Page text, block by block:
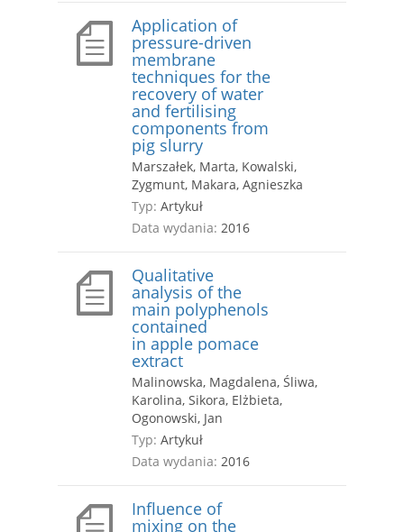
Application of
pressure-driven
membrane
techniques for the
recovery of water
and fertilising
components from
pig slurry
Marszałek, Marta, Kowalski,
Zygmunt, Makara, Agnieszka
Typ: Artykuł
Data wydania: 2016
Qualitative
analysis of the
main polyphenols
contained
in apple pomace
extract
Malinowska, Magdalena, Śliwa,
Karolina, Sikora, Elżbieta,
Ogonowski, Jan
Typ: Artykuł
Data wydania: 2016
Influence of
mixing on the